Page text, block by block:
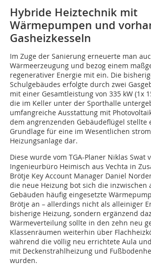
Hybride Heiztechnik mit
Wärmepumpen und
Gasheizkesseln
Im Zuge der Sanierung erneuerte man
Wärmeerzeugung und bezog einem
regenerativer Energie mit ein. Die
Schulgebäudes erfolgte durch zwei
mit einer Gesamtleistung von 335 kW (1x
die im Keller unter der Sporthalle
umfangreiche Ausstattung mit
dem angrenzenden Gebäudeflügel stellte
Grundlage für eine im Wesentlichen
Heizungsanlage dar.
Diese wurde vom TGA-Planer Niklas Swat
Ingenieurbüro Heimisch aus Vechta in
Brötje Key Account Manager Daniel
die neue Heizung bot sich die inzwischen
Gebäuden häufig eingesetzte
Brötje an – allerdings nicht als alleiniger
bisherige Heizung, sondern ergänzend
Wärmeverteilung sollte in den zehn neu
Klassenräumen weiterhin über
während die völlig neu errichtete Aula
mit Deckenstrahlheizung und
wurden.